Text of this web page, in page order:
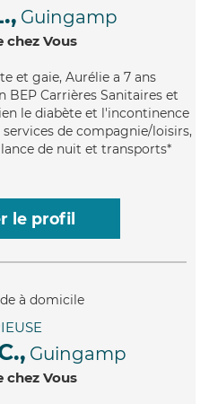
Guingamp
chez Vous
et gaie, Aurélie a 7 ans
BEP Carrières Sanitaires et
le diabète et l'incontinence
de compagnie/loisirs,
de nuit et transports*
le profil
Guingamp
chez Vous